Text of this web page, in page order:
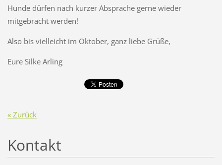
Hunde dürfen nach kurzer Absprache gerne wieder
mitgebracht werden!
Also bis vielleicht im Oktober, ganz liebe Grüße,
Eure Silke Arling
« Zurück
Kontakt